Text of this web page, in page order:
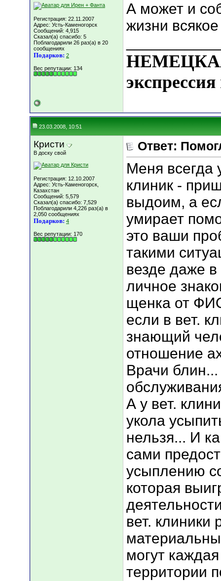
Регистрация: 22.11.2007
Адрес: Усть-Каменогорск
Сообщений: 4,915
Сказал(а) спасибо: 5
Поблагодарили 26 раз(а) в 20
сообщениях
Подарков: 2
Вес репутации: 134
А может и
жизни
23.03.2008, 10:51
Кристи
В доску свой
Регистрация: 12.10.2007
Адрес: Усть-Каменогорск,
Казахстан
Сообщений: 5,579
Сказал(а) спасибо: 7,529
Поблагодарили 4,226 раз(а) в
2,050 сообщениях
Подарков: 4
Вес репутации: 170
Ответ:
Меня всегда
клиник -
выдоим, а
умирает
это ваши
такими
везде даже в
личное
щенка от
если в вет.
знающий
отношение
Врачи
А у вет.
укола
нельзя... И
сами
усыплению
которая
вет. клиники
могут
территории